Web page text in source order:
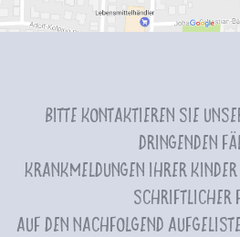
Bitte kontaktieren Sie
dringenden
Krankmeldungen Ihrer
schriftlicher
Auf den nachfolgend